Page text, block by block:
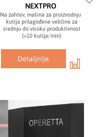
NEXTPRO
Na zahtev, mašina za proizvodnju
kutija prilagođene veličine za
srednju do visoku produktivnost
(>10 kutija/min)
Detaljnije